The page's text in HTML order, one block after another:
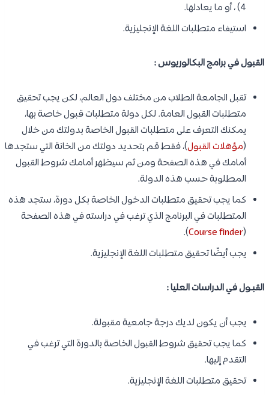
4) ، أو ما يعادلها.
استيفاء متطلبات اللغة الإنجليزية.
القبول في برامج البكالوريوس :
تقبل الجامعة الطلاب من مختلف دول العالم، لكن يجب تحقيق
متطلبات القبول العامة. لكل دولة متطلبات قبول خاصة بها،
يمكنك التعرف على متطلبات القبول الخاصة بدولتك من خلال
(مؤهلات القبول)، فقط قم بتحديد دولتك من الخانة التي ستجدها
أمامك في هذه الصفحة ومن ثم سيظهر أمامك شروط القبول
المطلوبة حسب هذه الدولة.
كما يجب تحقيق متطلبات الدخول الخاصة بكل دورة، ستجد هذه
المتطلبات في البرنامج الذي ترغب في دراسته في هذه الصفحة
(
Course finder
).
يجب أيضًا تحقيق متطلبات اللغة الإنجليزية.
القبـول في الدراسات العليا :
يجب أن يكون لديك درجة جامعية مقبولة.
كما يجب تحقيق شروط القبول الخاصة بالدورة التي ترغب في
التقدم إليها.
تحقيق متطلبات اللغة الإنجليزية.